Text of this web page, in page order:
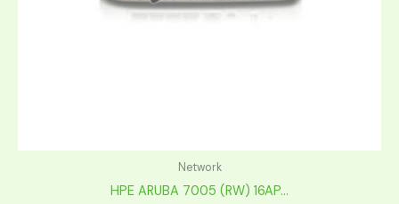
Network
HPE ARUBA 7005 (RW) 16AP...